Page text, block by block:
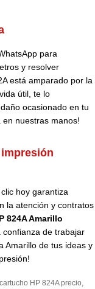
para
y resolver
está amparado por la
útil, te lo
ocasionado en tu
en nuestras manos!
hoy garantiza
la atención y contratos
824A Amarillo
de trabajar
Amarillo de tus ideas y
HP 824A precio,